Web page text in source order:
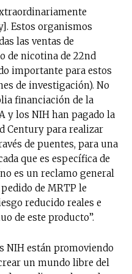
Estos organismos
las ventas de
de nicotina de 22nd
importante para estos
de investigación). No
financiación de la
y los NIH han pagado la
Century para realizar
de puentes, para una
que es específica de
es un reclamo general
de MRTP le
reducido reales e
de este producto”.
NIH están promoviendo
un mundo libre del